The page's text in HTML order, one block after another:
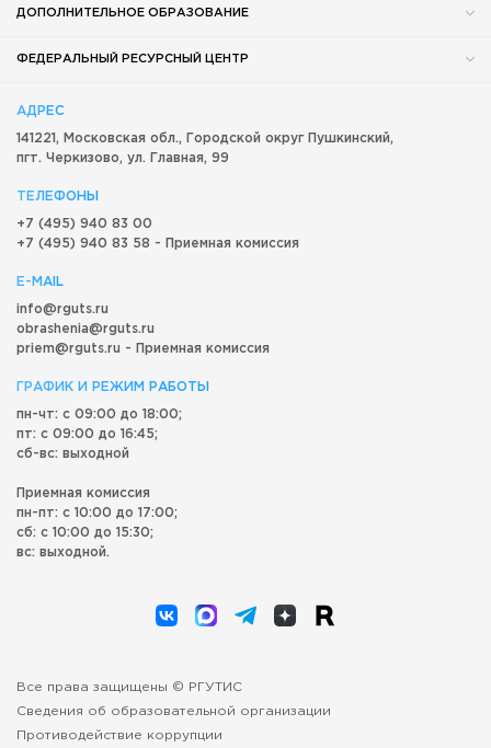
ДОПОЛНИТЕЛЬНОЕ ОБРАЗОВАНИЕ
ФЕДЕРАЛЬНЫЙ РЕСУРСНЫЙ ЦЕНТР
АДРЕС
141221, Московская обл., Городской округ Пушкинский,
пгт. Черкизово, ул. Главная, 99
ТЕЛЕФОНЫ
+7 (495) 940 83 00
+7 (495) 940 83 58 - Приемная комиссия
E-MAIL
info@rguts.ru
obrashenia@rguts.ru
priem@rguts.ru - Приемная комиссия
ГРАФИК И РЕЖИМ РАБОТЫ
пн-чт: с 09:00 до 18:00;
пт: с 09:00 до 16:45;
сб-вс: выходной
Приемная комиссия
пн-пт: с 10:00 до 17:00;
сб: с 10:00 до 15:30;
вс: выходной.
Все права защищены © РГУТИС
Сведения об образовательной организации
Противодействие коррупции